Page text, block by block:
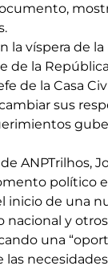
la víspera de la
de la
de la Casa
sus
ANPTrilhos,
político
inicio de una
nacional y
una
las